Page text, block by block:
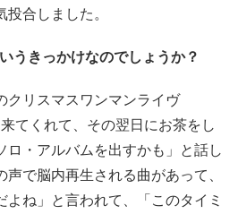
合しました。
うきっかけなのでしょうか？
クリスマスワンマンライヴ
てくれて、その翌日にお茶をし
ロ・アルバムを出すかも」と話し
で脳内再生される曲があって、
ね」と言われて、「このタイミ